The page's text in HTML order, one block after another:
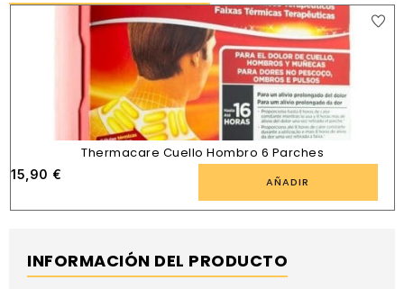
Thermacare Cuello Hombro 6 Parches
15,90 € AÑADIR
INFORMACIÓN DEL PRODUCTO